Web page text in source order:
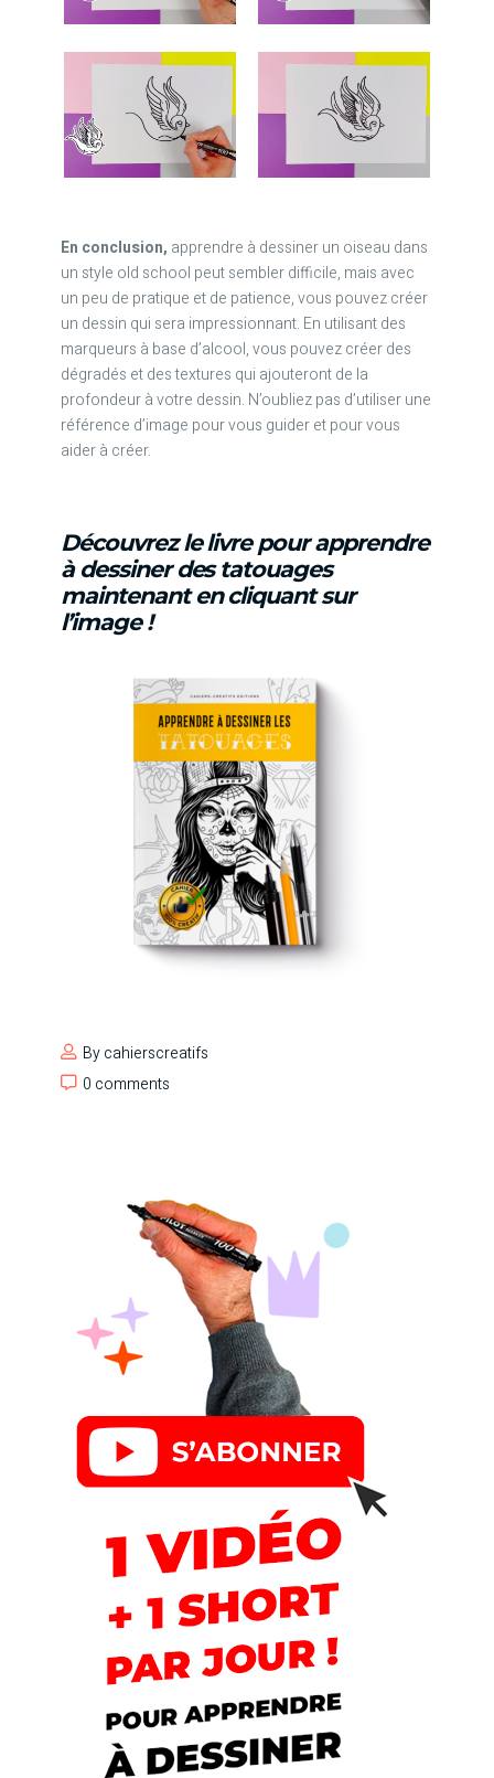
En conclusion, apprendre à dessiner un oiseau dans
un style old school peut sembler difficile, mais avec
un peu de pratique et de patience, vous pouvez créer
un dessin qui sera impressionnant. En utilisant des
marqueurs à base d’alcool, vous pouvez créer des
dégradés et des textures qui ajouteront de la
profondeur à votre dessin. N’oubliez pas d’utiliser une
référence d’image pour vous guider et pour vous
aider à créer.
Découvrez le livre pour apprendre
à dessiner des tatouages
maintenant en cliquant sur
l’image !
Bycahierscreatifs
0 comments
0 comments